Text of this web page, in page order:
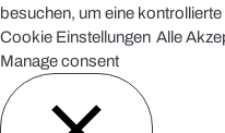
besuchen, um eine
Cookie Einstellungen Alle
Manage consent